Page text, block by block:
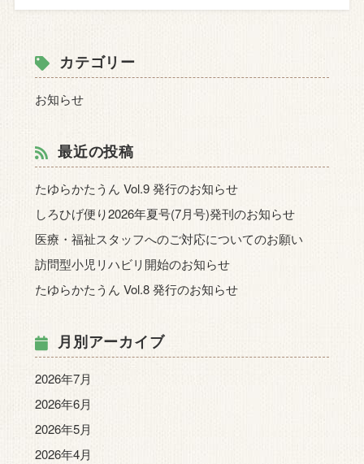
カテゴリー
お知らせ
最近の投稿
たゆらかたうん Vol.9 発行のお知らせ
しろひげ便り2026年夏号(7月号)発刊のお知らせ
医療・福祉スタッフへのご対応についてのお願い
訪問型小児リハビリ開始のお知らせ
たゆらかたうん Vol.8 発行のお知らせ
月別アーカイブ
2026年7月
2026年6月
2026年5月
2026年4月